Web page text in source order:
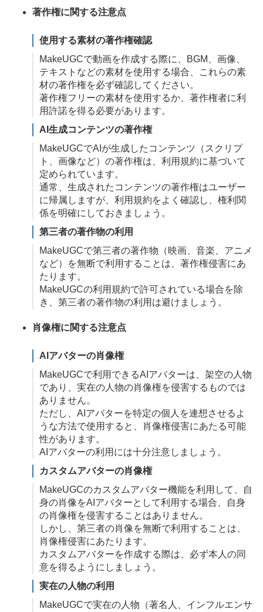
著作権に関する注意点
使用する素材の著作権確認
MakeUGCで動画を作成する際に、BGM、画像、
テキストなどの素材を使用する場合、これらの素
材の著作権を必ず確認してください。
著作権フリーの素材を使用するか、著作権者に利
用許諾を得る必要があります。
AI生成コンテンツの著作権
MakeUGCでAIが生成したコンテンツ（スクリプ
ト、画像など）の著作権は、利用規約に基づいて
定められています。
通常、生成されたコンテンツの著作権はユーザー
に帰属しますが、利用規約をよく確認し、権利関
係を明確にしておきましょう。
第三者の著作物の利用
MakeUGCで第三者の著作物（映画、音楽、アニメ
など）を無断で利用することは、著作権侵害にあ
たります。
MakeUGCの利用規約で許可されている場合を除
き、第三者の著作物の利用は避けましょう。
肖像権に関する注意点
AIアバターの肖像権
MakeUGCで利用できるAIアバターは、架空の人物
であり、実在の人物の肖像権を侵害するものでは
ありません。
ただし、AIアバターを特定の個人を連想させるよ
うな方法で使用すると、肖像権侵害にあたる可能
性があります。
AIアバターの利用には十分注意しましょう。
カスタムアバターの肖像権
MakeUGCのカスタムアバター機能を利用して、自
身の肖像をAIアバターとして利用する場合、自身
の肖像権を侵害することはありません。
しかし、第三者の肖像を無断で利用することは、
肖像権侵害にあたります。
カスタムアバターを作成する際は、必ず本人の同
意を得るようにしましょう。
実在の人物の利用
MakeUGCで実在の人物（著名人、インフルエンサ